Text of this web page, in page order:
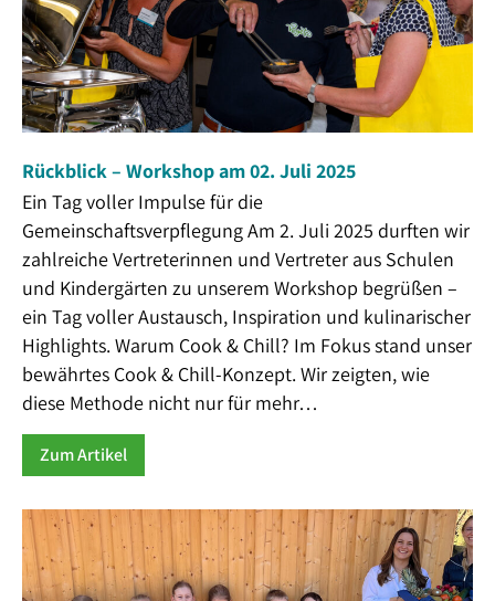
Rückblick – Workshop am 02. Juli 2025
Ein Tag voller Impulse für die
Gemeinschaftsverpflegung Am 2. Juli 2025 durften wir
zahlreiche Vertreterinnen und Vertreter aus Schulen
und Kindergärten zu unserem Workshop begrüßen –
ein Tag voller Austausch, Inspiration und kulinarischer
Highlights. Warum Cook & Chill? Im Fokus stand unser
bewährtes Cook & Chill-Konzept. Wir zeigten, wie
diese Methode nicht nur für mehr…
Zum Artikel